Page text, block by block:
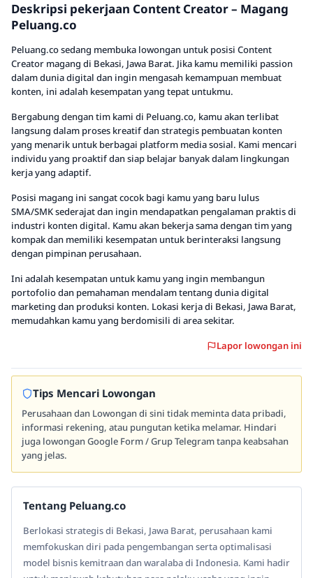
Deskripsi pekerjaan Content Creator – Magang
Peluang.co
Peluang.co sedang membuka lowongan untuk posisi Content
Creator magang di Bekasi, Jawa Barat. Jika kamu memiliki passion
dalam dunia digital dan ingin mengasah kemampuan membuat
konten, ini adalah kesempatan yang tepat untukmu.
Bergabung dengan tim kami di Peluang.co, kamu akan terlibat
langsung dalam proses kreatif dan strategis pembuatan konten
yang menarik untuk berbagai platform media sosial. Kami mencari
individu yang proaktif dan siap belajar banyak dalam lingkungan
kerja yang adaptif.
Posisi magang ini sangat cocok bagi kamu yang baru lulus
SMA/SMK sederajat dan ingin mendapatkan pengalaman praktis di
industri konten digital. Kamu akan bekerja sama dengan tim yang
kompak dan memiliki kesempatan untuk berinteraksi langsung
dengan pimpinan perusahaan.
Ini adalah kesempatan untuk kamu yang ingin membangun
portofolio dan pemahaman mendalam tentang dunia digital
marketing dan produksi konten. Lokasi kerja di Bekasi, Jawa Barat,
memudahkan kamu yang berdomisili di area sekitar.
Lapor lowongan ini
Tips Mencari Lowongan
Perusahaan dan Lowongan di sini tidak meminta data pribadi,
informasi rekening, atau pungutan ketika melamar. Hindari
juga lowongan Google Form / Grup Telegram tanpa keabsahan
yang jelas.
Tentang Peluang.co
Berlokasi strategis di Bekasi, Jawa Barat, perusahaan kami
memfokuskan diri pada pengembangan serta optimalisasi
model bisnis kemitraan dan waralaba di Indonesia. Kami hadir